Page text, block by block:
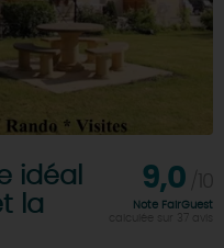
idéal
la
9,0
Note FairGuest